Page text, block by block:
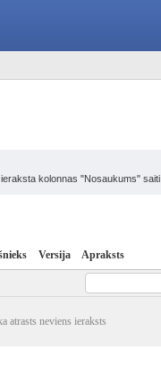
kolonnas "Nosaukums" saiti.
Versija Apraksts
atrasts neviens ieraksts